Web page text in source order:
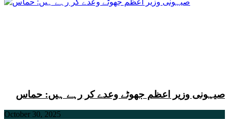
صیہونی وزیر اعظم جھوٹے وعدے کر رہے ہیں: حماس
October 30, 2025